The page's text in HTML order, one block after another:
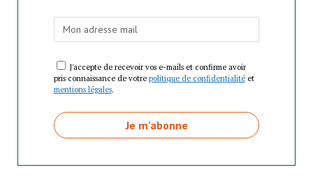
J'accepte de recevoir vos e-mails et confirme avoir
pris connaissance de votre politique de confidentialitéet
mentions légales.